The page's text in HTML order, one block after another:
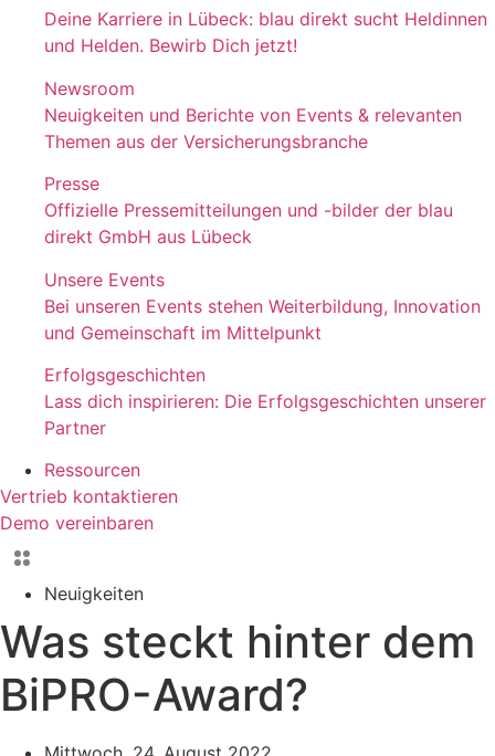
Deine Karriere in Lübeck: blau direkt sucht Heldinnen
und Helden. Bewirb Dich jetzt!
Newsroom
Neuigkeiten und Berichte von Events & relevanten
Themen aus der Versicherungsbranche
Presse
Offizielle Pressemitteilungen und -bilder der blau
direkt GmbH aus Lübeck
Unsere Events
Bei unseren Events stehen Weiterbildung, Innovation
und Gemeinschaft im Mittelpunkt
Erfolgsgeschichten
Lass dich inspirieren: Die Erfolgsgeschichten unserer
Partner
Ressourcen
Vertrieb kontaktieren
Demo vereinbaren
Neuigkeiten
Was steckt hinter dem
BiPRO-Award?